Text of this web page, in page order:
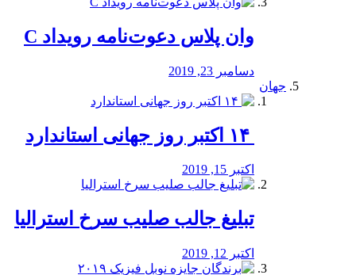
وان پلاس دعوت‌نامه رویداد C
دسامبر 23, 2019
جهان
اکتبر 15, 2019
تبلیغ جالب صلیب سرخ استرالیا
اکتبر 12, 2019